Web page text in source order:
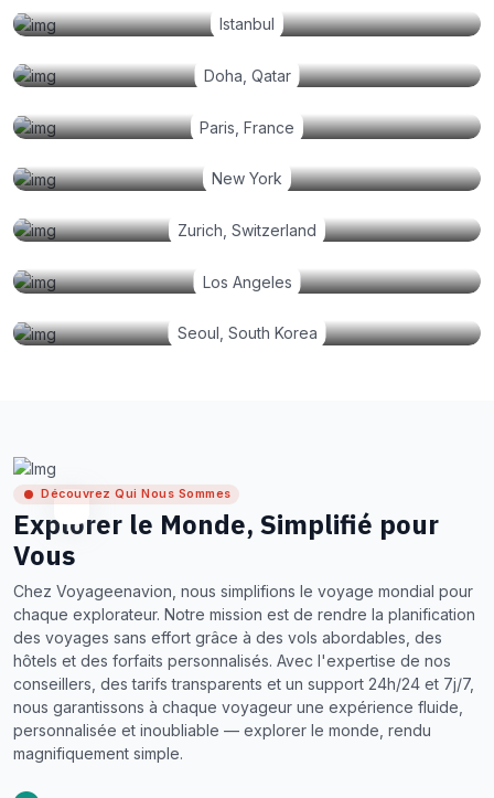
Istanbul
Doha, Qatar
Paris, France
New York
Zurich, Switzerland
Los Angeles
Seoul, South Korea
Découvrez Qui Nous Sommes
Explorer le Monde, Simplifié pour
Vous
Chez Voyageenavion, nous simplifions le voyage mondial pour
chaque explorateur. Notre mission est de rendre la planification
des voyages sans effort grâce à des vols abordables, des
hôtels et des forfaits personnalisés. Avec l'expertise de nos
conseillers, des tarifs transparents et un support 24h/24 et 7j/7,
nous garantissons à chaque voyageur une expérience fluide,
personnalisée et inoubliable — explorer le monde, rendu
magnifiquement simple.